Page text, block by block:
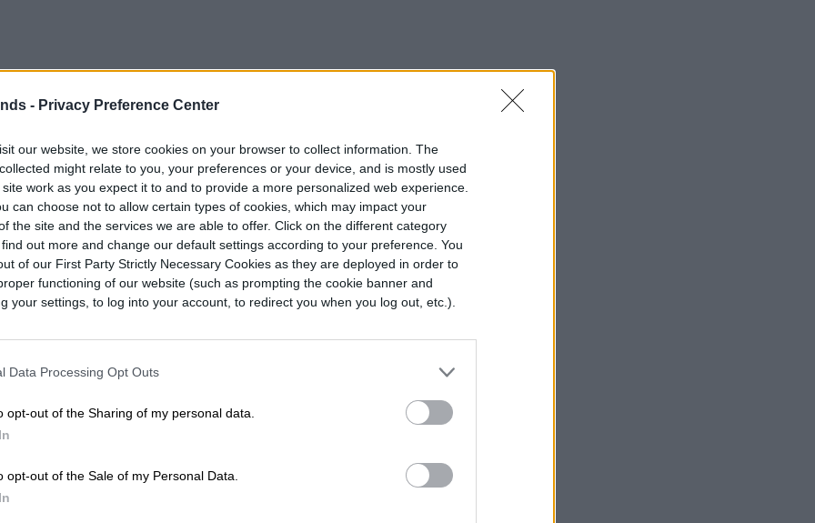
- Privacy Preference Center
our website, we store cookies on your browser to collect information. The
might relate to you, your preferences or your device, and is mostly used
work as you expect it to and to provide a more personalized web experience.
can choose not to allow certain types of cookies, which may impact your
the site and the services we are able to offer. Click on the different category
out more and change our default settings according to your preference. You
of our First Party Strictly Necessary Cookies as they are deployed in order to
functioning of our website (such as prompting the cookie banner and
your settings, to log into your account, to redirect you when you log out, etc.).
Data Processing Opt Outs
opt-out of the Sharing of my personal data.
opt-out of the Sale of my Personal Data.
de su plataforma de bots, que
servicios en el ecosistema de Telegram. Los
y administrar reacciones, citas y
o temas, y más. Los bots también pueden
en los canales en los que son
de vaporización a los usuarios de iOS
con usuarios seleccionados. El nuevo
un mensaje.
en Español, donde lidera la